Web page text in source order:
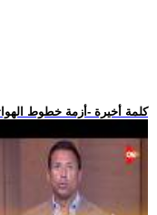
.. كلمة أخيرة -أزمة خطوط